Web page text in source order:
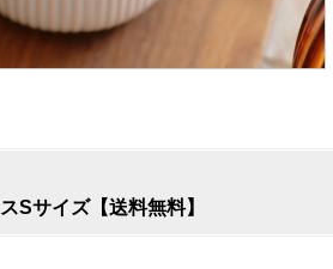
Sサイズ【送料無料】